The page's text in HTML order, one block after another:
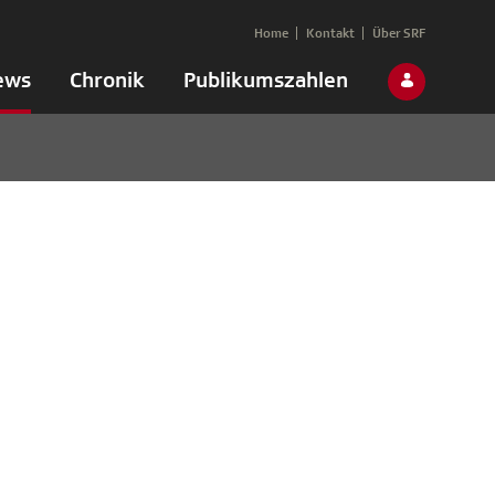
Chronik Publikumszahlen
Home Kontakt Über SRF